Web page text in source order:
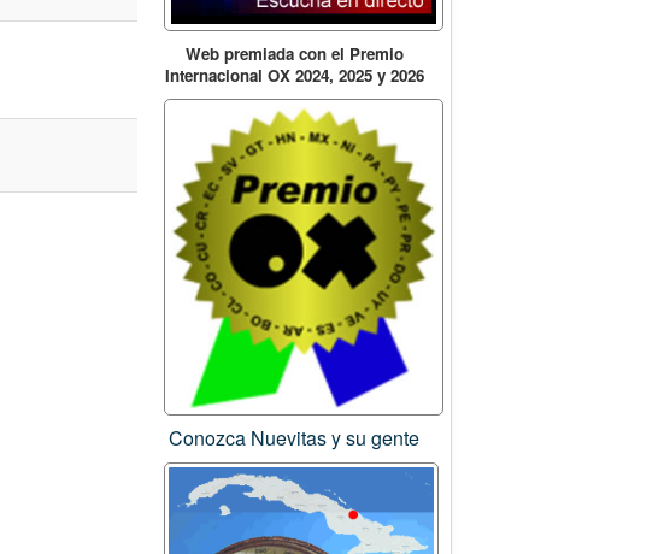
Web premiada con el Premio
Internacional OX 2024, 2025 y 2026
Conozca Nuevitas y su gente